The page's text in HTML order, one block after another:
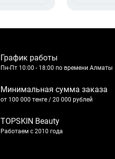
График работы
Пн-Пт 10:00 - 18:00 по времени Алматы
Минимальная сумма заказа
от 100 000 тенге / 20 000 рублей
TOPSKIN Beauty
Работаем с 2010 года